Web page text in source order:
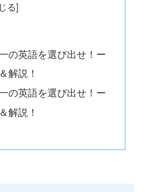
の英語を選び出せ！ー
解説！
の英語を選び出せ！ー
解説！